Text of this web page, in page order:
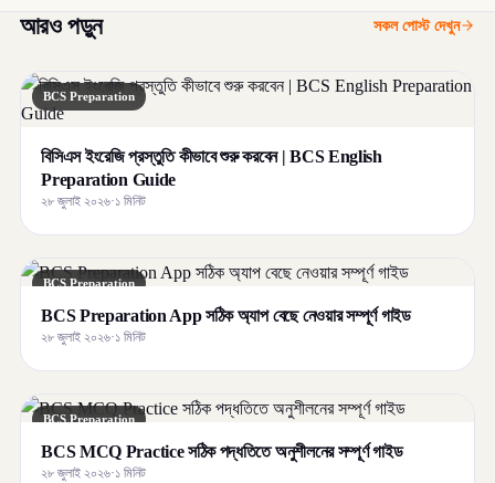
আরও পড়ুন সকল পোস্ট দেখুন
BCS Preparation
বিসিএস ইংরেজি প্রস্তুতি কীভাবে শুরু করবেন | BCS English
Preparation Guide
২৮ জুলাই ২০২৬·১ মিনিট
BCS Preparation
BCS Preparation App সঠিক অ্যাপ বেছে নেওয়ার সম্পূর্ণ গাইড
২৮ জুলাই ২০২৬·১ মিনিট
BCS Preparation
BCS MCQ Practice সঠিক পদ্ধতিতে অনুশীলনের সম্পূর্ণ গাইড
২৮ জুলাই ২০২৬·১ মিনিট